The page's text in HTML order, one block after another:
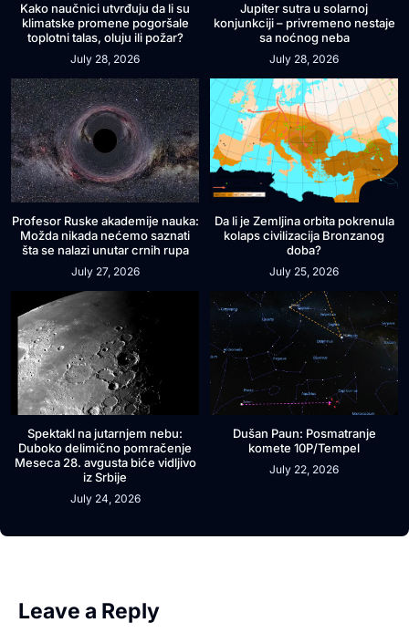
Kako naučnici utvrđuju da li su
klimatske promene pogoršale
toplotni talas, oluju ili požar?
July 28, 2026
Jupiter sutra u solarnoj
konjunkciji – privremeno nestaje
sa noćnog neba
July 28, 2026
Profesor Ruske akademije nauka:
Možda nikada nećemo saznati
šta se nalazi unutar crnih rupa
July 27, 2026
Da li je Zemljina orbita pokrenula
kolaps civilizacija Bronzanog
doba?
July 25, 2026
Spektakl na jutarnjem nebu:
Duboko delimično pomračenje
Meseca 28. avgusta biće vidljivo
iz Srbije
July 24, 2026
Dušan Paun: Posmatranje
komete 10P/Tempel
July 22, 2026
Leave a Reply